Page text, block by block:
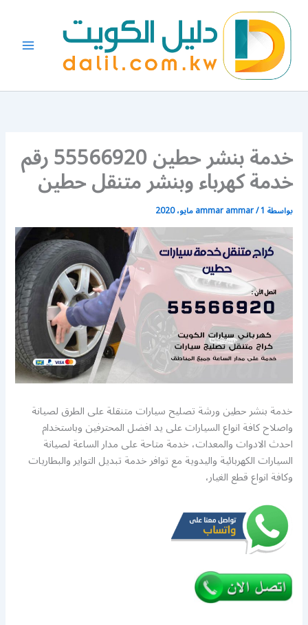
المحتوى
خدمة بنشر حطين 55566920 رقم
خدمة كهرباء وبنشر متنقل حطين
بواسطة ammar ammar/1 مايو، 2020
خدمة بنشر حطين ورشة تصليح سيارات متنقلة على الطرق لصيانة
واصلاح كافة انواع السيارات على يد افضل المحترفين وباستخدام
احدث الادوات والمعدات، خدمة متاحة على مدار الساعة لصيانة
السيارات الكهربائية واليدوية مع توافر خدمة تبديل التواير والبطاريات
وكافة انواع قطع الغيار،